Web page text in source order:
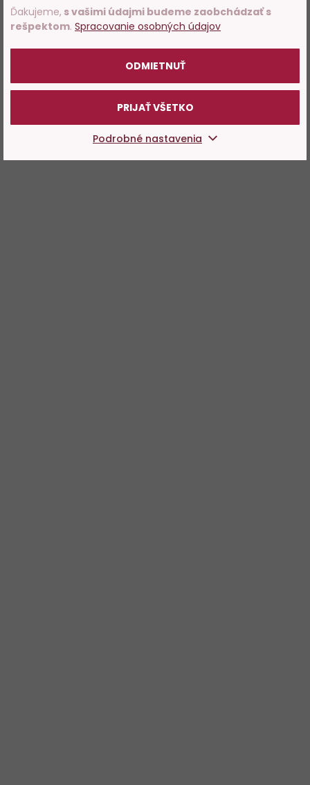
Ďakujeme, s vašimi údajmi budeme zaobchádzať s
rešpektom. Spracovanie osobných údajov
ODMIETNUŤ
PRIJAŤ VŠETKO
Podrobné nastavenia